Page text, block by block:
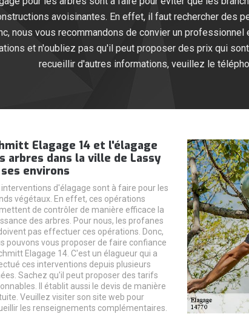
avoisinantes. En effet, il faut rechercher des
nous vous recommandons de convier un
et n'oubliez pas qu'il peut proposer des prix qui
recueillir d'autres informations, veuillez le
Elagage 14 et l'élagage
arbres dans la ville de Lassy
environs
interventions d'élagage sont à faire pour les
végétaux. En effet, ces opérations
de contrôler de manière efficace la
des arbres. Pour nous, les profanes
pas effectuer ces opérations. Donc,
pouvons vous proposer de faire confiance
Elagage 14. C'est un élagueur qui a
ces interventions depuis plusieurs
Sachez qu'il peut proposer des tarifs
Il établit aussi le devis de manière
Veuillez visiter son site web pour
les renseignements complémentaires.